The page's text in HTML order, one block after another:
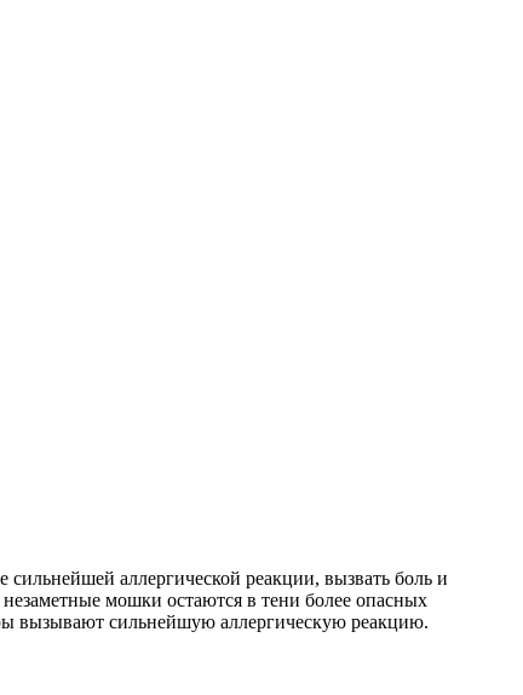
аллергической реакции, вызвать боль и
мошки остаются в тени более опасных
вызывают сильнейшую аллергическую реакцию.